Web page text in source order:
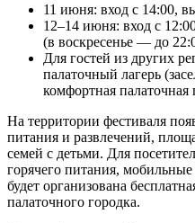
11 июня: вход с 14:00,
12–14 июня: вход с
(в воскресенье — до
Для гостей из других
палаточный лагерь
комфортная палаточная
На территории фестиваля
питания и развлечений,
семей с детьми. Для
горячего питания,
будет организована
палаточного городка.